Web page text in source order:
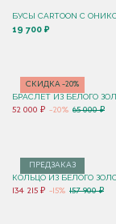
БУСЫ CARTOON С
19 700 ₽
СКИДКА -20%
БРАСЛЕТ ИЗ БЕЛОГО
52 000 ₽ -20% 65 000 ₽
ПРЕДЗАКАЗ
КОЛЬЦО ИЗ БЕЛОГО
134 215 ₽ -15% 157 900 ₽